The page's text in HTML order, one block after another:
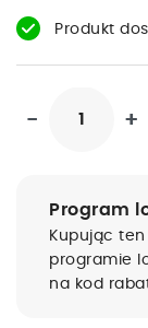
Produkt
- +
Program
Kupując
programie
na kod